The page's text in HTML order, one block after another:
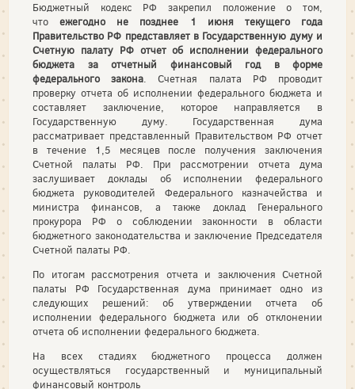
Бюджетный кодекс РФ закрепил положение о том,
чтоежегодно не позднее 1 июня текущего года
Правительство РФ представляет в Государственную думу и
Счетную палату РФ отчет об исполнении федерального
бюджета за отчетный финансовый год в форме
федерального закона. Счетная палата РФ проводит
проверку отчета об исполнении федерального бюджета и
составляет заключение, которое направляется в
Государственную думу. Государственная дума
рассматривает представленный Правительством РФ отчет
в течение 1,5 месяцев после получения заключения
Счетной палаты РФ. При рассмотрении отчета дума
заслушивает доклады об исполнении федерального
бюджета руководителей Федерального казначейства и
министра финансов, а также доклад Генерального
прокурора РФ о соблюдении законности в области
бюджетного законодательства и заключение Председателя
Счетной палаты РФ.
По итогам рассмотрения отчета и заключения Счетной
палаты РФ Государственная дума принимает одно из
следующих решений: об утверждении отчета об
исполнении федерального бюджета или об отклонении
отчета об исполнении федерального бюджета.
На всех стадиях бюджетного процесса должен
осуществляться государственный и муниципальный
финансовый контроль